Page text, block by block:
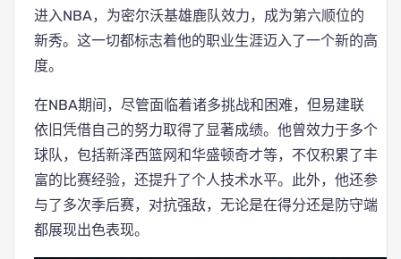
进入NBA，为密尔沃基雄鹿队效力，成为第六顺位的
新秀。这一切都标志着他的职业生涯迈入了一个新的高
度。
在NBA期间，尽管面临着诸多挑战和困难，但易建联
依旧凭借自己的努力取得了显著成绩。他曾效力于多个
球队，包括新泽西篮网和华盛顿奇才等，不仅积累了丰
富的比赛经验，还提升了个人技术水平。此外，他还参
与了多次季后赛，对抗强敌，无论是在得分还是防守端
都展现出色表现。